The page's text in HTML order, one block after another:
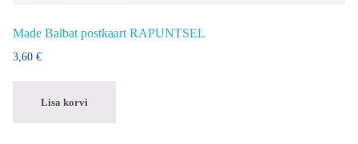
Made Balbat postkaart RAPUNTSEL
3,60 €
Lisa korvi